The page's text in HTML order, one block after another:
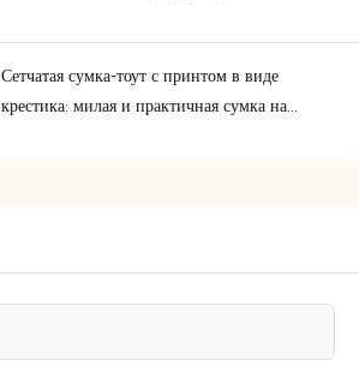
Сетчатая сумка-тоут с принтом в виде
крестика: милая и практичная сумка на